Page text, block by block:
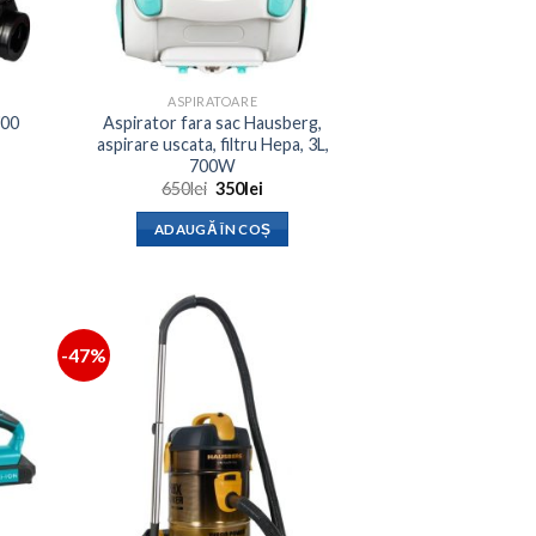
ASPIRATOARE
Aspirator fara sac Hausberg,
aspirare uscata, filtru Hepa, 3L,
700W
650lei Prețul
a
fost:
350lei
este:
350lei.
ADAUGĂ ÎN COȘ
-47%